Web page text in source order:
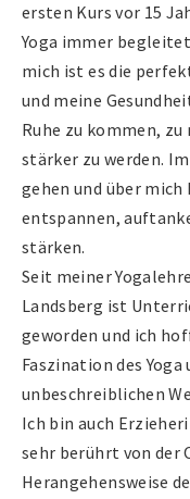
ersten Kurs vor 15
Yoga immer
mich ist es die
und meine
Ruhe zu kommen,
stärker zu werden.
gehen und über mich
entspannen,
stärken.
Seit meiner
Landsberg ist
geworden und ich
Faszination des
unbeschreiblichen
Ich bin auch
sehr berührt von der
Herangehensweise